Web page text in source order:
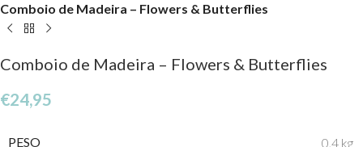
Comboio de Madeira – Flowers & Butterflies
Comboio de Madeira – Flowers & Butterflies
€24,95
PESO 0,4 kg